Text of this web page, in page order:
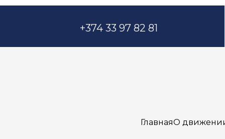
+374 33 97 82 81
ГлавнаяО